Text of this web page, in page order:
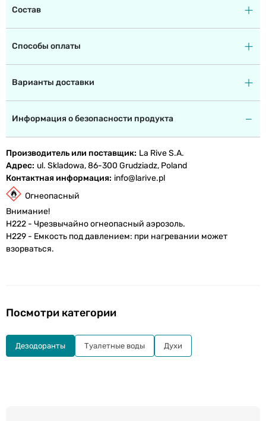
Состав
Способы оплаты
Варианты доставки
Информация о безопасности продукта
Производитель или поставщик La Rive S.A.
Адрес ul. Skladowa, 86-300 Grudziadz, Poland
Контактная информация info@larive.pl
Огнеопасный
Внимание!
H222 - Чрезвычайно огнеопасный аэрозоль.
H229 - Емкость под давлением: при нагревании может
взорваться.
Посмотри категории
Дезодоранты Туалетные воды Духи